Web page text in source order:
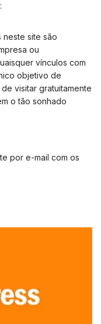
neste site são
ou
vínculos com
objetivo de
visitar gratuitamente
o tão sonhado
por e-mail com os